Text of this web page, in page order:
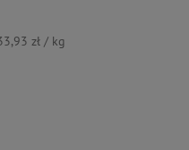
zł / kg